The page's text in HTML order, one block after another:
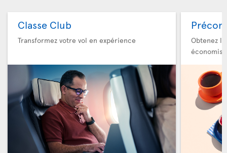
Classe Club
Transformez votre vol en expérience
Obtenez